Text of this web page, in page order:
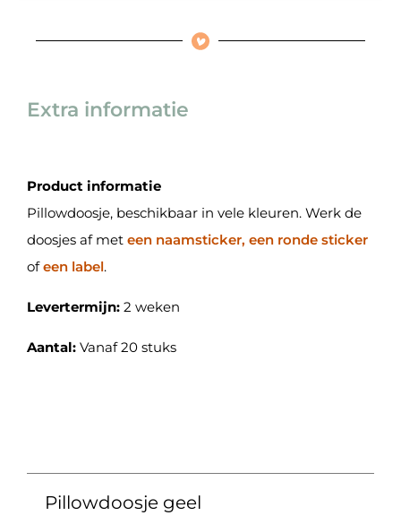
Extra informatie
Product informatie
Pillowdoosje, beschikbaar in vele kleuren. Werk de
doosjes af met een naamsticker, een ronde sticker
ofeen label.
Levertermijn: 2 weken
Aantal: Vanaf 20 stuks
Pillowdoosje geel